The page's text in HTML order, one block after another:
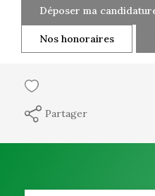
Déposer ma
Nos honoraires
Partager